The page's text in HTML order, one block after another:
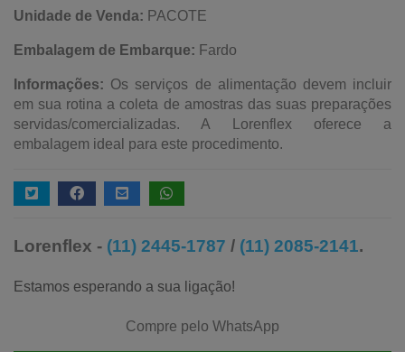
Unidade de Venda: PACOTE
Embalagem de Embarque: Fardo
Informações: Os serviços de alimentação devem incluir
em sua rotina a coleta de amostras das suas preparações
servidas/comercializadas. A Lorenflex oferece a
embalagem ideal para este procedimento.
Lorenflex - (11) 2445-1787 / (11) 2085-2141.
Estamos esperando a sua ligação!
Compre pelo WhatsApp